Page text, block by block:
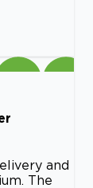
and
The